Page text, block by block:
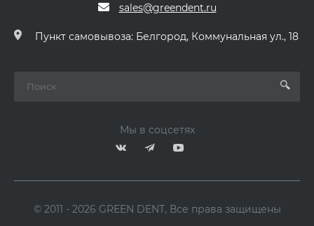
sales@greendent.ru
Пункт самовывоза: Белгород, Коммунальная ул., 18
Мы в соцсетях
© 2011 - 2026 GREEN DENT, Все права защищены